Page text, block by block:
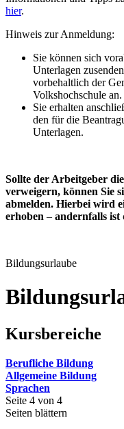
hier.
Hinweis zur Anmeldung:
Sie können sich
Unterlagen
vorbehaltlich der
Volkshochschule an.
Sie erhalten
den für die
Unterlagen.
Sollte der Arbeitgeber
verweigern, können Sie
abmelden. Hierbei wird
erhoben – andernfalls ist
Bildungsurlaube
Kursbereiche
Berufliche Bildung
Allgemeine Bildung
Sprachen
Seite 4 von 4
Seiten blättern